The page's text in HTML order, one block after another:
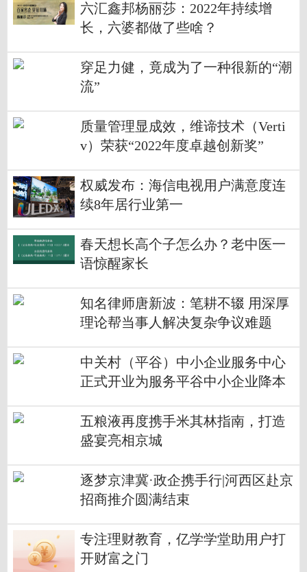
六汇鑫邦杨丽莎：2022年持续增
长，六婆都做了些啥？
穿足力健，竟成为了一种很新的“潮
流”
质量管理显成效，维谛技术（Verti
v）荣获“2022年度卓越创新奖”
权威发布：海信电视用户满意度连
续8年居行业第一
春天想长高个子怎么办？老中医一
语惊醒家长
知名律师唐新波：笔耕不辍 用深厚
理论帮当事人解决复杂争议难题
中关村（平谷）中小企业服务中心
正式开业为服务平谷中小企业降本
五粮液再度携手米其林指南，打造
盛宴亮相京城
逐梦京津冀·政企携手行|河西区赴京
招商推介圆满结束
专注理财教育，亿学学堂助用户打
开财富之门